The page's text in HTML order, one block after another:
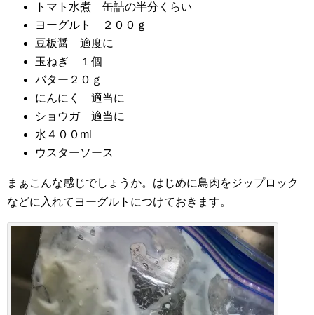
トマト水煮 缶詰の半分くらい
ヨーグルト ２００ｇ
豆板醤 適度に
玉ねぎ １個
バター２０ｇ
にんにく 適当に
ショウガ 適当に
水４００ml
ウスターソース
まぁこんな感じでしょうか。はじめに鳥肉をジップロック
などに入れてヨーグルトにつけておきます。